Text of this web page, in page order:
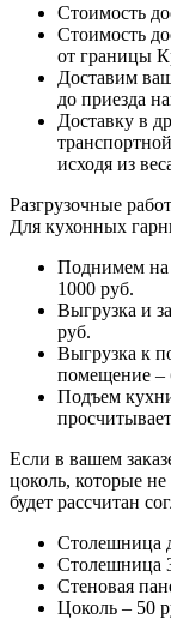
Стоимость
Стоимость
от границы
Доставим
до приезда
Доставку в
исходя из
Разгрузочные
Для кухонных
Поднимем на
1000 руб.
Выгрузка и
руб.
Выгрузка к
помещение –
Подъем
Если в вашем
цоколь, которые
будет рассчитан
Столешница
Столешница
Стеновая
Цоколь – 50